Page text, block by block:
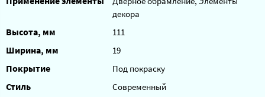
декора
Высота, мм 111
Ширина, мм 19
Покрытие Под покраску
Стиль Современный